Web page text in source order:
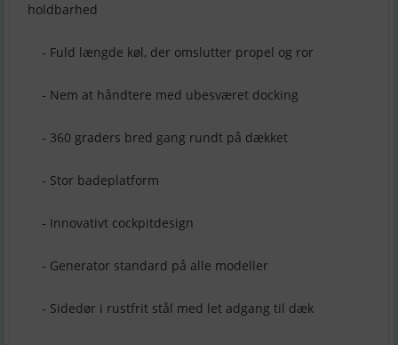
holdbarhed
- Fuld længde køl, der omslutter propel og ror
- Nem at håndtere med ubesværet docking
- 360 graders bred gang rundt på dækket
- Stor badeplatform
- Innovativt cockpitdesign
- Generator standard på alle modeller
- Sidedør i rustfrit stål med let adgang til dæk